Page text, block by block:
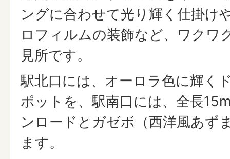
ングに合わせて光り輝く仕掛け
ロフィルムの装飾など、ワクワ
見所です。
駅北口には、オーロラ色に輝く
ポットを、駅南口には、全長
ンロードとガゼボ（西洋風あず
ます。